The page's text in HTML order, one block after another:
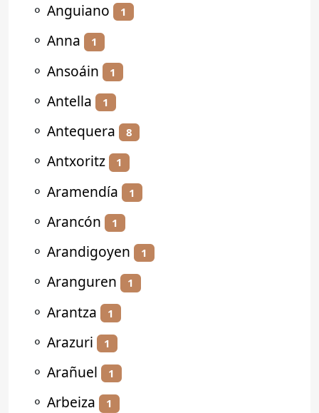
⚬ Anguiano 1
⚬ Anna 1
⚬ Ansoáin 1
⚬ Antella 1
⚬ Antequera 8
⚬ Antxoritz 1
⚬ Aramendía 1
⚬ Arancón 1
⚬ Arandigoyen 1
⚬ Aranguren 1
⚬ Arantza 1
⚬ Arazuri 1
⚬ Arañuel 1
⚬ Arbeiza 1